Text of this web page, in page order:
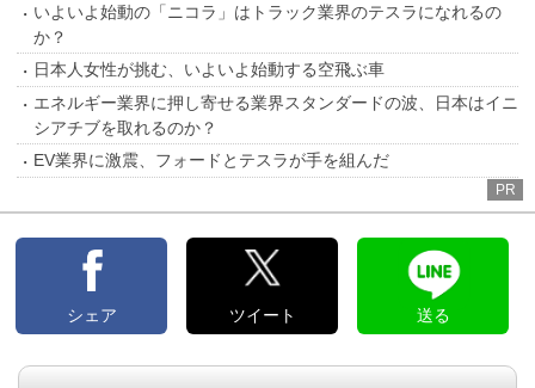
いよいよ始動の「ニコラ」はトラック業界のテスラになれるの
か？
日本人女性が挑む、いよいよ始動する空飛ぶ車
エネルギー業界に押し寄せる業界スタンダードの波、日本はイニ
シアチブを取れるのか？
EV業界に激震、フォードとテスラが手を組んだ
PR
シェア ツイート 送る